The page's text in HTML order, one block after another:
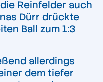
Reinfelder auch
Dürr drückte
Ball zum 1:3
allerdings
dem tiefer